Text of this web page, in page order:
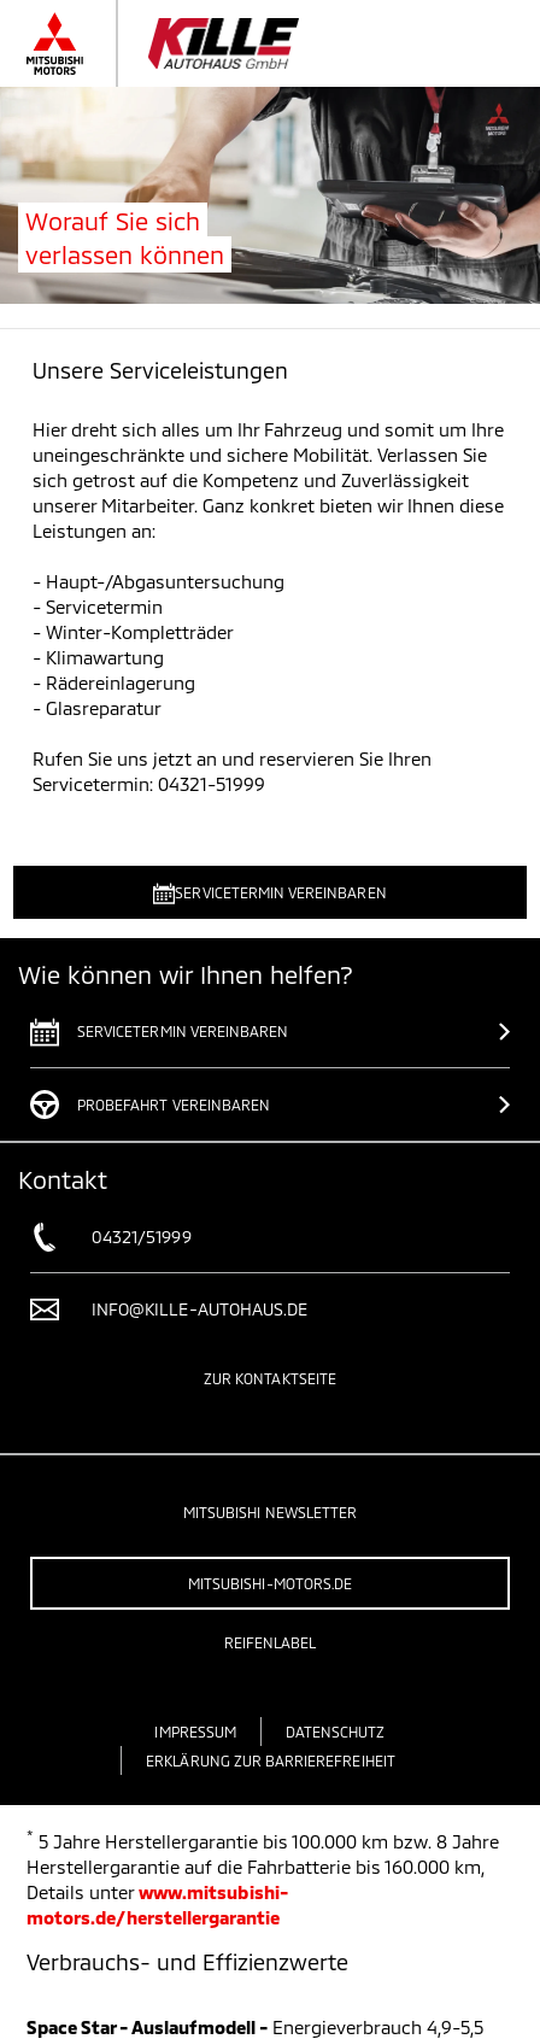
Worauf Sie sich
verlassen können
Unsere Serviceleistungen
Hier dreht sich alles um Ihr Fahrzeug und somit um Ihre
uneingeschränkte und sichere Mobilität. Verlassen Sie
sich getrost auf die Kompetenz und Zuverlässigkeit
unserer Mitarbeiter. Ganz konkret bieten wir Ihnen diese
Leistungen an:
- Haupt-/Abgasuntersuchung
- Servicetermin
- Winter-Kompletträder
- Klimawartung
- Rädereinlagerung
- Glasreparatur
Rufen Sie uns jetzt an und reservieren Sie Ihren
Servicetermin: 04321-51999
SERVICETERMIN VEREINBAREN
Wie können wir Ihnen helfen?
SERVICETERMIN VEREINBAREN
PROBEFAHRT VEREINBAREN
Kontakt
04321/51999
INFO@KILLE-AUTOHAUS.DE
ZUR KONTAKTSEITE
MITSUBISHI NEWSLETTER
MITSUBISHI-MOTORS.DE
REIFENLABEL
IMPRESSUM
DATENSCHUTZ
ERKLÄRUNG ZUR BARRIEREFREIHEIT
* 5 Jahre Herstellergarantie bis 100.000 km bzw. 8 Jahre
Herstellergarantie auf die Fahrbatterie bis 160.000 km,
Details unterwww.mitsubishi-
motors.de/herstellergarantie
Verbrauchs- und Effizienzwerte
Space Star - Auslaufmodell - Energieverbrauch 4,9-5,5